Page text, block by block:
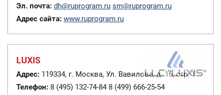
Эл. почта: dh@ruprogram.ru sm@ruprogram.ru
Адрес сайта: www.ruprogram.ru
LUXIS
Адрес: 119334, г. Москва, Ул. Вавилова, д. 16, стр. 1
Телефон: 8 (495) 132-74-84 8 (499) 666-25-54